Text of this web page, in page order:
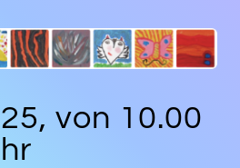
von 10.00